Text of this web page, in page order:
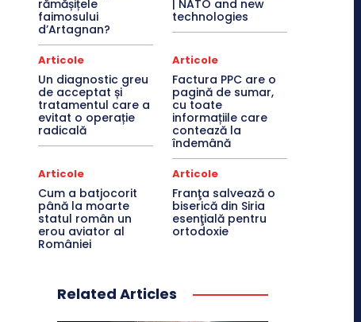
rămășițele
faimosului
d’Artagnan?
| NATO and new
technologies
Articole
Un diagnostic greu
de acceptat și
tratamentul care a
evitat o operație
radicală
Articole
Factura PPC are o
pagină de sumar,
cu toate
informațiile care
contează la
îndemână
Articole
Cum a batjocorit
până la moarte
statul român un
erou aviator al
României
Articole
Franţa salvează o
biserică din Siria
esenţială pentru
ortodoxie
Related Articles